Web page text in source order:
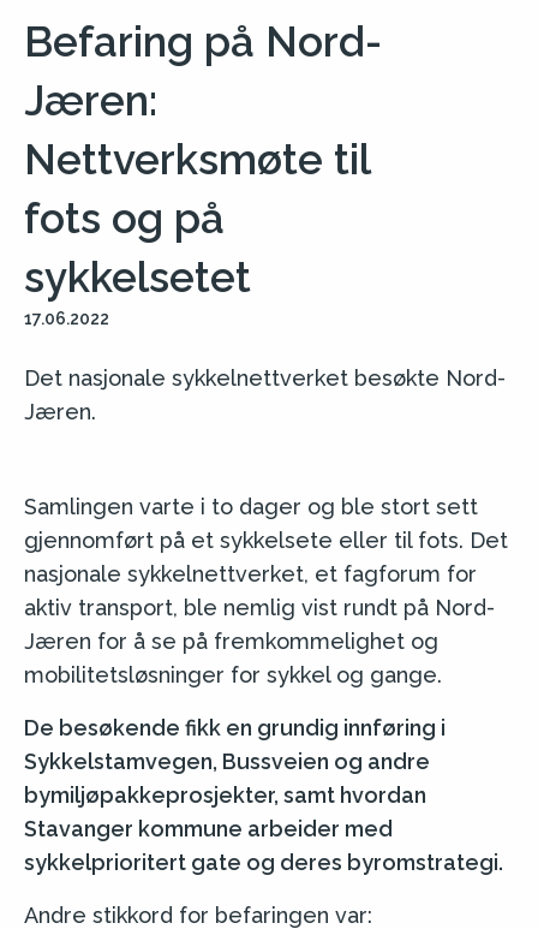
Befaring på Nord-
Jæren:
Nettverksmøte til
fots og på
sykkelsetet
17.06.2022
Det nasjonale sykkelnettverket besøkte Nord-
Jæren.
Samlingen varte i to dager og ble stort sett
gjennomført på et sykkelsete eller til fots. Det
nasjonale sykkelnettverket, et fagforum for
aktiv transport, ble nemlig vist rundt på Nord-
Jæren for å se på fremkommelighet og
mobilitetsløsninger for sykkel og gange.
De besøkende fikk en grundig innføring i
Sykkelstamvegen, Bussveien og andre
bymiljøpakkeprosjekter, samt hvordan
Stavanger kommune arbeider med
sykkelprioritert gate og deres byromstrategi.
Andre stikkord for befaringen var: